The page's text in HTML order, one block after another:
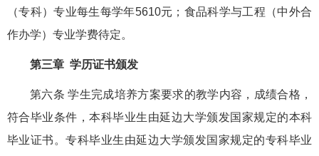
（专科）专业每生每学年5610元；食品科学与工程（中外合
作办学）专业学费待定。
第三章 学历证书颁发
第六条 学生完成培养方案要求的教学内容，成绩合格，
符合毕业条件，本科毕业生由延边大学颁发国家规定的本科
毕业证书。专科毕业生由延边大学颁发国家规定的专科毕业